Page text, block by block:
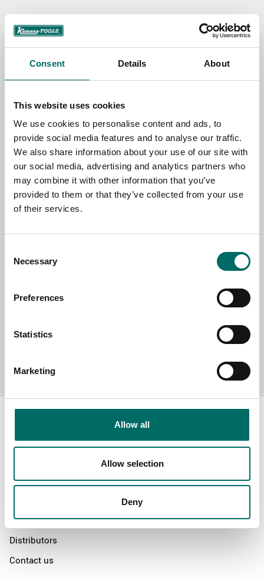
Consent Details About
This website uses cookies
We use cookies to personalise content and ads, to
provide social media features and to analyse our traffic.
We also share information about your use of our site with
our social media, advertising and analytics partners who
may combine it with other information that you’ve
provided to them or that they’ve collected from your use
of their services.
Selection
Necessary
Preferences
Statistics
Marketing
Allow all
Allow selection
Deny
Contact us
NAME
EMAIL
SELECT COUNTRY
MESSAGE (written in english)
Swedish quality
News
Distributors
Contact us